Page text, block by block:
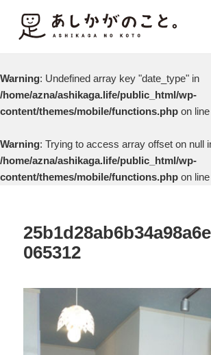
Warning: Undefined array key "date_type" in
/home/azna/ashikaga.life/public_html/wp-
content/themes/mobile/functions.php on line
Warning: Trying to access array offset on null
/home/azna/ashikaga.life/public_html/wp-
content/themes/mobile/functions.php on line
065312